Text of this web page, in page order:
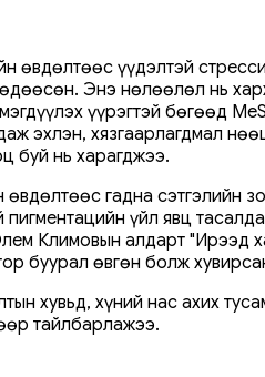
өвдөлтөөс үүдэлтэй
Энэ нөлөөлөл нь
үүрэгтэй бөгөөд
эхлэн, хязгаарлагдмал
буй нь харагджээ.
гадна сэтгэлийн
үйл явц
Климовын алдарт "Ирээд
буурал өвгөн болж
хувьд, хүний нас ахих
тайлбарлажээ.